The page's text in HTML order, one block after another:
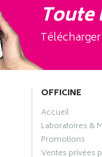
OFFICINE
Accueil
Laboratoires &
Promotions
Ventes privées